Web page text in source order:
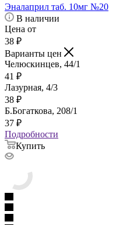
Эналаприл таб. 10мг №20
В наличии
Цена от
38 ₽
Варианты цен
Челюскинцев, 44/1
41 ₽
Лазурная, 4/3
38 ₽
Б.Богаткова, 208/1
37 ₽
Подробности
Купить